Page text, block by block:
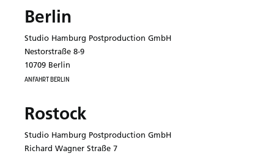
Berlin
Studio Hamburg Postproduction GmbH
Nestorstraße 8-9
10709 Berlin
ANFAHRT BERLIN
Rostock
Studio Hamburg Postproduction GmbH
Richard Wagner Straße 7